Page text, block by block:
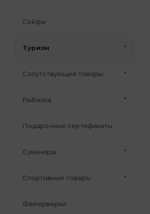
Сейфы
Туризм
Сопутствующие товары
Рыбалка
Подарочные сертификаты
Сувениры
Спортивные товары
Фейерверки